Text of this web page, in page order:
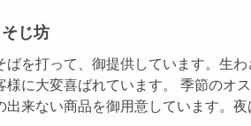
じ坊
ばを打って、御提供しています。生わ
様に大変喜ばれています。 季節のオ
出来ない商品を御用意しています。